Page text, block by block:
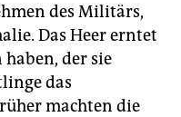
des Militärs,
Das Heer erntet
der sie
das
machten die